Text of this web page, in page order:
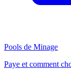
Pools de Minage
Paye et comment